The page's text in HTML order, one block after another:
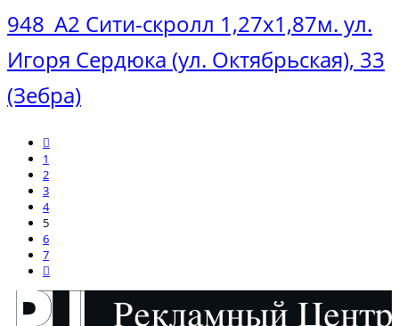
948_А2 Сити-скролл 1,27х1,87м. ул.
Игоря Сердюка (ул. Октябрьская), 33
(Зебра)
1
2
3
4
5
6
7